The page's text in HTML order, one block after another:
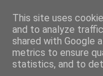
This site uses
and to analyze
shared with Google
metrics to ensure
statistics, and to